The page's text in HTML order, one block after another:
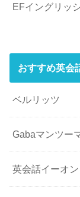
EFイングリッ
おすすめ英会
ベルリッツ
Gabaマンツー
英会話イーオン